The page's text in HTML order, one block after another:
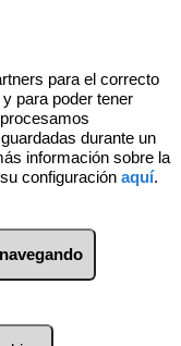
Viviendas
10 minutos del
para el correcto
para poder tener
durante un
información sobre la
configuración aquí.